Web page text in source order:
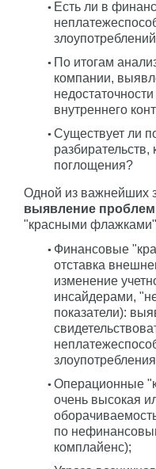
Есть ли в
По итогам
компании,
внутреннего
Существует ли
разбирательств,
поглощения?
Одной из важнейших
выявление
"красными
Финансовые
отставка
изменение
инсайдерами,
показатели):
Операционные
очень высокая
по
комплайенс);